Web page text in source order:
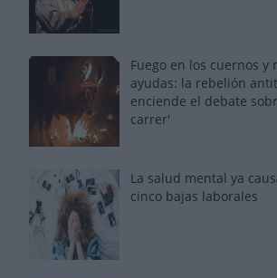
Fuego en los cuernos y
ayudas: la rebelión
enciende el debate
carrer'
La salud mental ya
cinco bajas laborales